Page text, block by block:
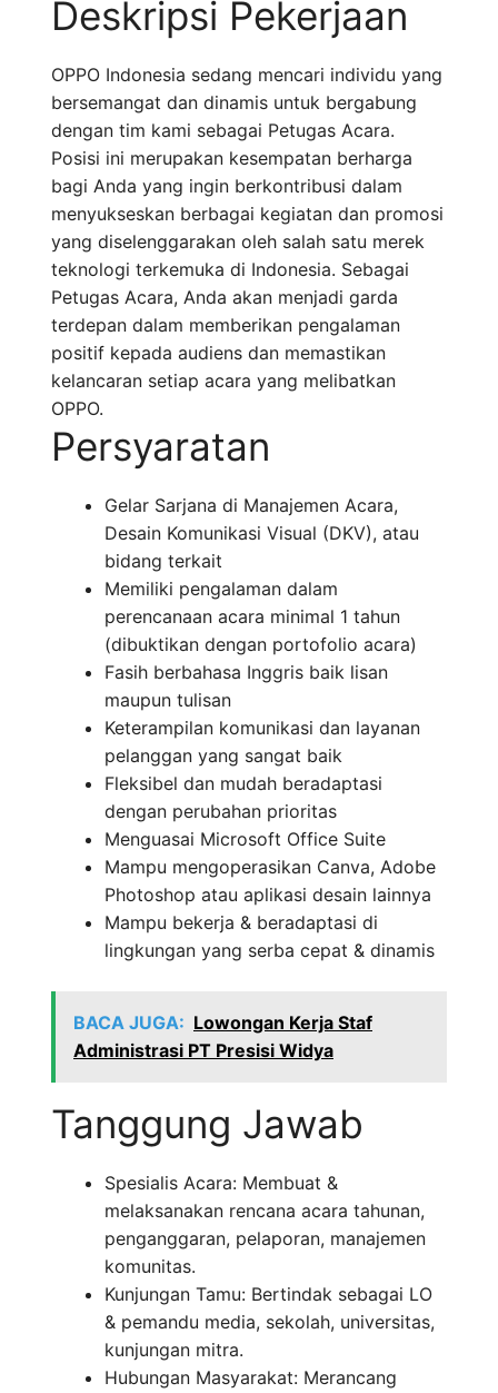
Deskripsi Pekerjaan
OPPO Indonesia sedang mencari individu yang
bersemangat dan dinamis untuk bergabung
dengan tim kami sebagai Petugas Acara.
Posisi ini merupakan kesempatan berharga
bagi Anda yang ingin berkontribusi dalam
menyukseskan berbagai kegiatan dan promosi
yang diselenggarakan oleh salah satu merek
teknologi terkemuka di Indonesia. Sebagai
Petugas Acara, Anda akan menjadi garda
terdepan dalam memberikan pengalaman
positif kepada audiens dan memastikan
kelancaran setiap acara yang melibatkan
OPPO.
Persyaratan
Gelar Sarjana di Manajemen Acara,
Desain Komunikasi Visual (DKV), atau
bidang terkait
Memiliki pengalaman dalam
perencanaan acara minimal 1 tahun
(dibuktikan dengan portofolio acara)
Fasih berbahasa Inggris baik lisan
maupun tulisan
Keterampilan komunikasi dan layanan
pelanggan yang sangat baik
Fleksibel dan mudah beradaptasi
dengan perubahan prioritas
Menguasai Microsoft Office Suite
Mampu mengoperasikan Canva, Adobe
Photoshop atau aplikasi desain lainnya
Mampu bekerja & beradaptasi di
lingkungan yang serba cepat & dinamis
BACA JUGA: Lowongan Kerja Staf
Administrasi PT Presisi Widya
Tanggung Jawab
Spesialis Acara: Membuat &
melaksanakan rencana acara tahunan,
penganggaran, pelaporan, manajemen
komunitas.
Kunjungan Tamu: Bertindak sebagai LO
& pemandu media, sekolah, universitas,
kunjungan mitra.
Hubungan Masyarakat: Merancang